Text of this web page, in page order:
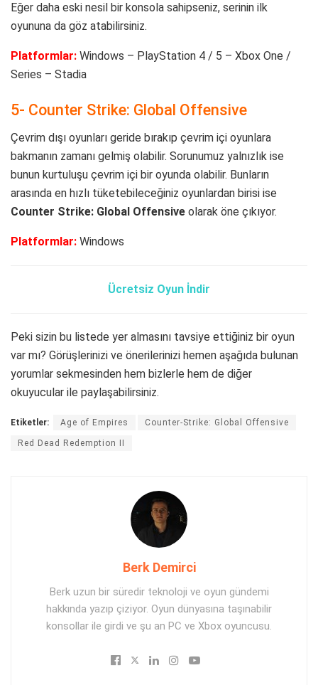
Eğer daha eski nesil bir konsola sahipseniz, serinin ilk
oyununa da göz atabilirsiniz.
Platformlar: Windows – PlayStation 4 / 5 – Xbox One /
Series – Stadia
5- Counter Strike: Global Offensive
Çevrim dışı oyunları geride bırakıp çevrim içi oyunlara
bakmanın zamanı gelmiş olabilir. Sorunumuz yalnızlık ise
bunun kurtuluşu çevrim içi bir oyunda olabilir. Bunların
arasında en hızlı tüketebileceğiniz oyunlardan birisi ise
Counter Strike: Global Offensive olarak öne çıkıyor.
Platformlar: Windows
Ücretsiz Oyun İndir
Peki sizin bu listede yer almasını tavsiye ettiğiniz bir oyun
var mı? Görüşlerinizi ve önerilerinizi hemen aşağıda bulunan
yorumlar sekmesinden hem bizlerle hem de diğer
okuyucular ile paylaşabilirsiniz.
Etiketler: Age of Empires Counter-Strike: Global Offensive
Red Dead Redemption II
Berk Demirci
Berk uzun bir süredir teknoloji ve oyun gündemi
hakkında yazıp çiziyor. Oyun dünyasına taşınabilir
konsollar ile girdi ve şu an PC ve Xbox oyuncusu.